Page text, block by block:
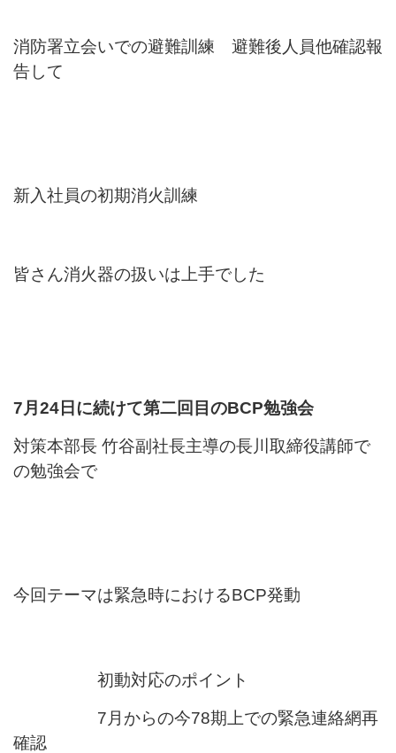
消防署立会いでの避難訓練 避難後人員他確認報
告して
新入社員の初期消火訓練
皆さん消火器の扱いは上手でした
7月24日に続けて第二回目のBCP勉強会
対策本部長 竹谷副社長主導の長川取締役講師で
の勉強会で
今回テーマは緊急時におけるBCP発動
初動対応のポイント
7月からの今78期上での緊急連絡網再
確認